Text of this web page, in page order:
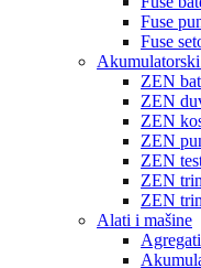
Fuse
Fuse
ZEN
ZEN
ZEN
ZEN
ZEN
ZEN
ZEN
Alati i mašine
Agregati